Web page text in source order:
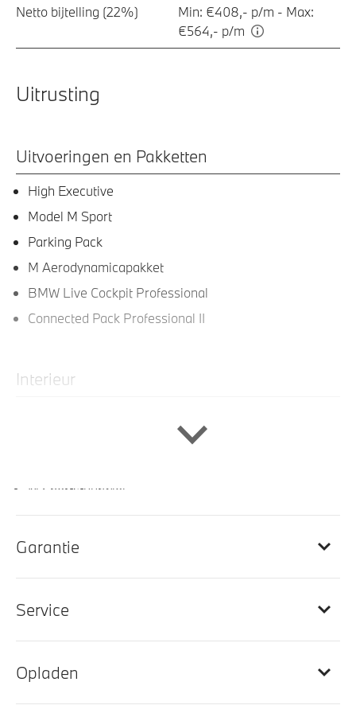
Netto bijtelling (22%)
Min: €408,- p/m - Max:
€564,- p/m
Uitrusting
Uitvoeringen en Pakketten
High Executive
Model M Sport
Parking Pack
M Aerodynamicapakket
BMW Live Cockpit Professional
Connected Pack Professional II
Interieur
M Sportstuurwiel
M Interieurlijsten Aluminium Tetragon
M Hemelbekleding in Anthrazit uitgevoerd
Automatische dimmende binnenspiegel
Elektrisch verwarmde voorstoelen
Buitenste hoofdsteunen achter neerklapbaar
Garantie
Service
Opladen